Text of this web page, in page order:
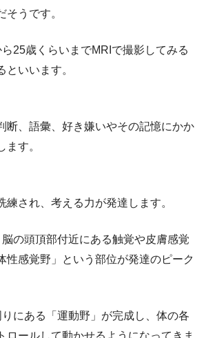
そうです。
25歳くらいまでMRIで撮影してみる
といいます。
断、語彙、好き嫌いやその記憶にかか
ます。
練され、考える力が発達します。
の頭頂部付近にある触覚や皮膚感覚
性感覚野」という部位が発達のピーク
にある「運動野」が完成し、体の各
ロールして動かせるようになってきま